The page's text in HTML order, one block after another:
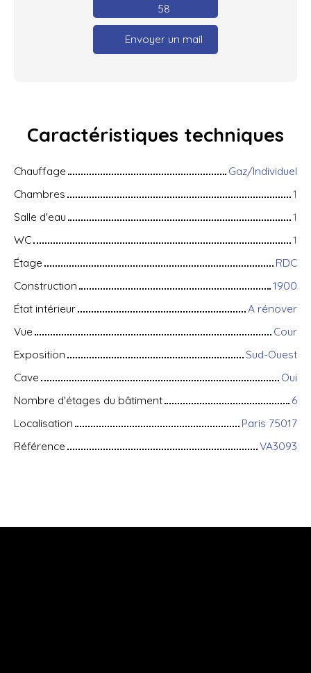
58
Envoyer un mail
Caractéristiques techniques
Chauffage
Gaz/Individuel
Chambres
1
Salle d'eau
1
WC
1
Étage
RDC
Construction
1900
État intérieur
A rénover
Vue
Cour
Exposition
Sud-Ouest
Cave
Oui
Nombre d'étages du bâtiment
6
Localisation
Paris 75017
Référence
VA3093